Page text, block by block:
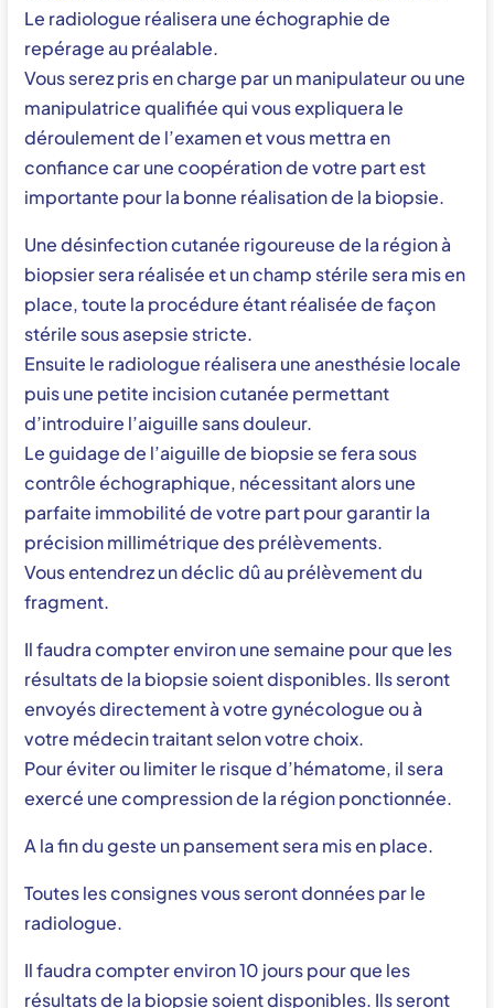
Le radiologue réalisera une échographie de
repérage au préalable.
Vous serez pris en charge par un manipulateur ou une
manipulatrice qualifiée qui vous expliquera le
déroulement de l’examen et vous mettra en
confiance car une coopération de votre part est
importante pour la bonne réalisation de la biopsie.
Une désinfection cutanée rigoureuse de la région à
biopsier sera réalisée et un champ stérile sera mis en
place, toute la procédure étant réalisée de façon
stérile sous asepsie stricte.
Ensuite le radiologue réalisera une anesthésie locale
puis une petite incision cutanée permettant
d’introduire l’aiguille sans douleur.
Le guidage de l’aiguille de biopsie se fera sous
contrôle échographique, nécessitant alors une
parfaite immobilité de votre part pour garantir la
précision millimétrique des prélèvements.
Vous entendrez un déclic dû au prélèvement du
fragment.
Il faudra compter environ une semaine pour que les
résultats de la biopsie soient disponibles. Ils seront
envoyés directement à votre gynécologue ou à
votre médecin traitant selon votre choix.
Pour éviter ou limiter le risque d’hématome, il sera
exercé une compression de la région ponctionnée.
A la fin du geste un pansement sera mis en place.
Toutes les consignes vous seront données par le
radiologue.
Il faudra compter environ 10 jours pour que les
résultats de la biopsie soient disponibles. Ils seront